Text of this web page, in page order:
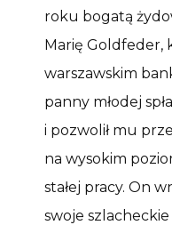
roku bogatą
Marię Goldfeder,
warszawskim
panny młodej
i pozwolił mu
na wysokim
stałej pracy. On
swoje